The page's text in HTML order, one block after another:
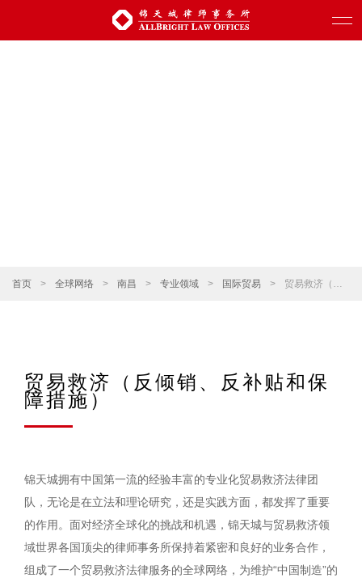
首页 > 全球网络 > 南昌 > 专业领域 > 国际贸易 > 贸易救济（反倾销、反补贴和保障措施）
贸易救济（反倾销、反补贴和保
障措施）
锦天城拥有中国第一流的经验丰富的专业化贸易救济法律团
队，无论是在立法和理论研究，还是实践方面，都发挥了重要
的作用。面对经济全球化的挑战和机遇，锦天城与贸易救济领
域世界各国顶尖的律师事务所保持着紧密和良好的业务合作，
组成了一个贸易救济法律服务的全球网络，为维护“中国制造”的